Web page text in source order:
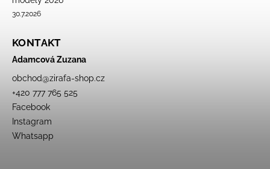
30.7.2026
KONTAKT
Adamcová Zuzana
obchod@zirafa-shop.cz
+420 777 765 525
Facebook
Instagram
Whatsapp